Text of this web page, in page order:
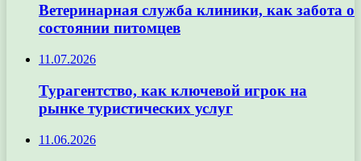
Ветеринарная служба клиники, как забота о
состоянии питомцев
11.07.2026
Турагентство, как ключевой игрок на
рынке туристических услуг
11.06.2026